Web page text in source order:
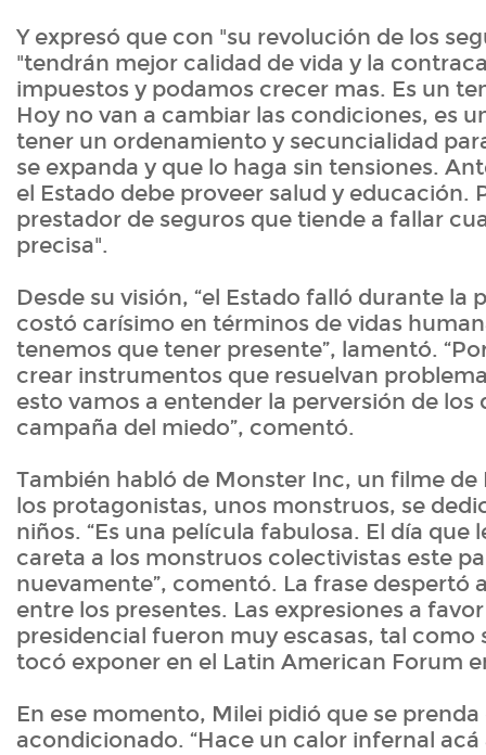
Y expresó que con "su revolución de los
"tendrán mejor calidad de vida y la
impuestos y podamos crecer mas. Es un
Hoy no van a cambiar las condiciones, es
tener un ordenamiento y secuncialidad
se expanda y que lo haga sin tensiones.
el Estado debe proveer salud y educación.
prestador de seguros que tiende a fallar
precisa".
Desde su visión, “el Estado falló durante la
costó carísimo en términos de vidas
tenemos que tener presente”, lamentó.
crear instrumentos que resuelvan
esto vamos a entender la perversión de los
campaña del miedo”, comentó.
También habló de Monster Inc, un filme de
los protagonistas, unos monstruos, se
niños. “Es una película fabulosa. El día que
careta a los monstruos colectivistas este
nuevamente”, comentó. La frase despertó
entre los presentes. Las expresiones a
presidencial fueron muy escasas, tal como
tocó exponer en el Latin American Forum
En ese momento, Milei pidió que se prenda
acondicionado. “Hace un calor infernal acá